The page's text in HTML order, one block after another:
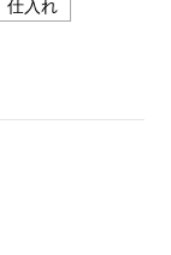
仕入れ